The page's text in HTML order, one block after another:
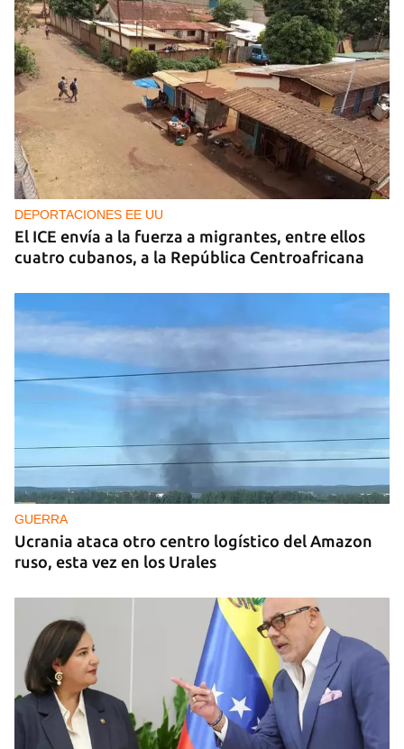
DEPORTACIONES EE UU
El ICE envía a la fuerza a migrantes, entre ellos
cuatro cubanos, a la República Centroafricana
GUERRA
Ucrania ataca otro centro logístico del Amazon
ruso, esta vez en los Urales